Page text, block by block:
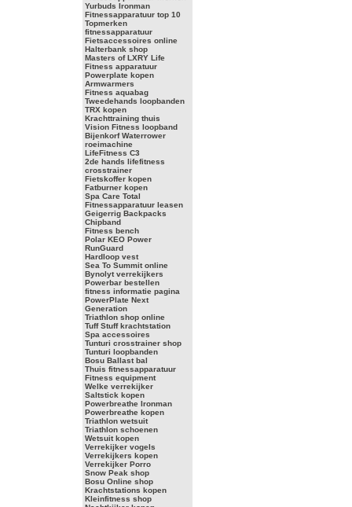
Yurbuds Ironman
Fitnessapparatuur top 10
Topmerken
fitnessapparatuur
Fietsaccessoires online
Halterbank shop
Masters of LXRY Life
Fitness apparatuur
Powerplate kopen
Armwarmers
Fitness aquabag
Tweedehands loopbanden
TRX kopen
Krachttraining thuis
Vision Fitness loopband
Bijenkorf Waterrower
roeimachine
LifeFitness C3
2de hands lifefitness
crosstrainer
Fietskoffer kopen
Fatburner kopen
Spa Care Total
Fitnessapparatuur leasen
Geigerrig Backpacks
Chipband
Fitness bench
Polar KEO Power
RunGuard
Hardloop vest
Sea To Summit online
Bynolyt verrekijkers
Powerbar bestellen
fitness informatie pagina
PowerPlate Next
Generation
Triathlon shop online
Tuff Stuff krachtstation
Spa accessoires
Tunturi crosstrainer shop
Tunturi loopbanden
Bosu Ballast bal
Thuis fitnessapparatuur
Fitness equipment
Welke verrekijker
Saltstick kopen
Powerbreathe Ironman
Powerbreathe kopen
Triathlon wetsuit
Triathlon schoenen
Wetsuit kopen
Verrekijker vogels
Verrekijkers kopen
Verrekijker Porro
Snow Peak shop
Bosu Online shop
Krachtstations kopen
Kleinfitness shop